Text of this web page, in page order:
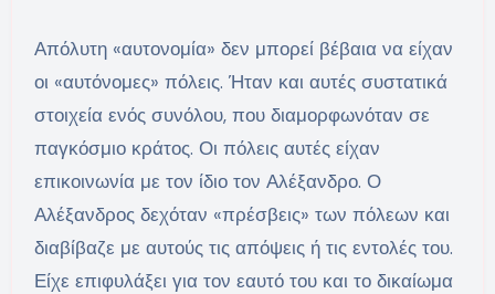
Απόλυτη «αυτονομία» δεν μπορεί βέβαια να είχαν
οι «αυτόνομες» πόλεις. Ήταν και αυτές συστατικά
στοιχεία ενός συνόλου, που διαμορφωνόταν σε
παγκόσμιο κράτος. Οι πόλεις αυτές είχαν
επικοινωνία με τον ίδιο τον Αλέξανδρο. Ο
Αλέξανδρος δεχόταν «πρέσβεις» των πόλεων και
διαβίβαζε με αυτούς τις απόψεις ή τις εντολές του.
Είχε επιφυλάξει για τον εαυτό του και το δικαίωμα